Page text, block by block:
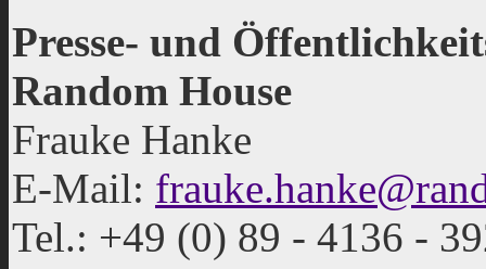
Presse- und
Random House
Frauke Hanke
E-Mail:
Tel.: +49 (0) 89 - 4136 -